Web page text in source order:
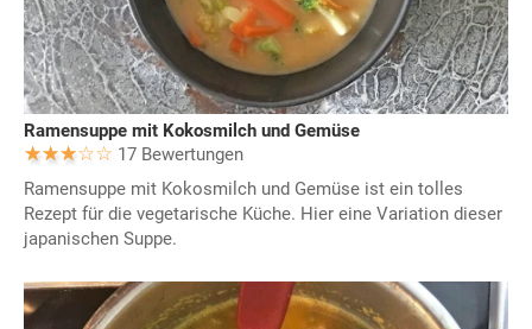
Ramensuppe mit Kokosmilch und Gemüse
17 Bewertungen
Ramensuppe mit Kokosmilch und Gemüse ist ein tolles
Rezept für die vegetarische Küche. Hier eine Variation dieser
japanischen Suppe.